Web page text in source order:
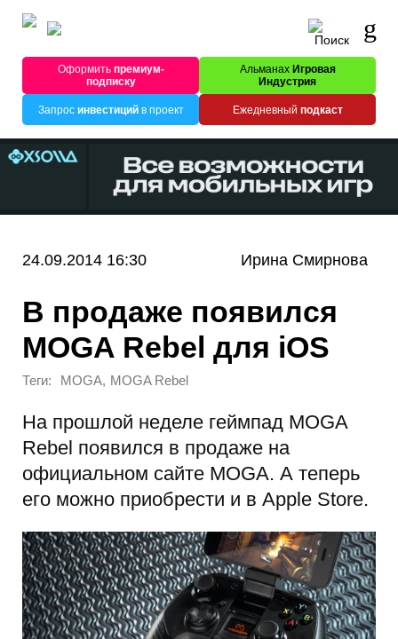
Оформитьпремиум-
подписку
Альманах Игровая
Индустрия
Запрос инвестицийв проект Ежедневный подкаст
24.09.2014 16:30 Ирина Смирнова
В продаже появился
MOGA Rebel для iOS
Теги: MOGA, MOGA Rebel
На прошлой неделе геймпад MOGA
Rebel появился в продаже на
официальном сайте MOGA. А теперь
его можно приобрести и в Apple Store.